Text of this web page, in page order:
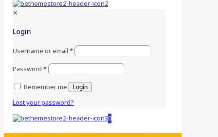
✕
Login
Username or email*
Password*
Remember me
Login
Lost your password?
0